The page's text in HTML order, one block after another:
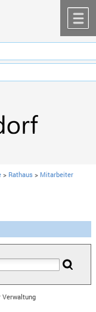
> Rathaus > Mitarbeiter